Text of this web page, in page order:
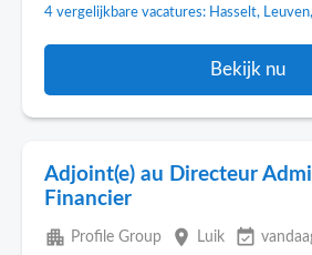
4 vergelijkbare vacatures: Hasselt,
Bekijk nu
Adjoint(e) au Directeur
Financier
apartment Profile Group place Luik event_available